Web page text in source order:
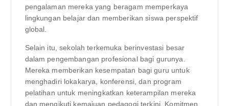
pengalaman mereka yang beragam memperkaya
lingkungan belajar dan memberikan siswa perspektif
global.
Selain itu, sekolah terkemuka berinvestasi besar
dalam pengembangan profesional bagi gurunya.
Mereka memberikan kesempatan bagi guru untuk
menghadiri lokakarya, konferensi, dan program
pelatihan untuk meningkatkan keterampilan mereka
dan mengikuti kemajuan pedagogi terkini. Komitmen